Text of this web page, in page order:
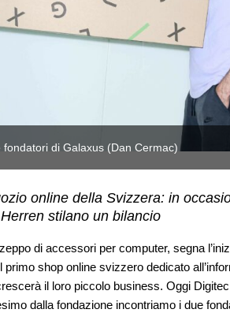
di Galaxus (Dan Cermac)
online della Svizzera: in
stilano un bilancio
di accessori per computer, segna
shop online svizzero dedicato
il loro piccolo business. Oggi
dalla fondazione incontriamo i due